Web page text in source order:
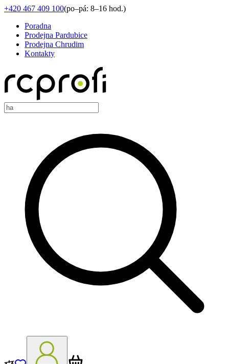
+420 467 409 100(po–pá: 8–16 hod.)
Poradna
Prodejna Pardubice
Prodejna Chrudim
Kontakty